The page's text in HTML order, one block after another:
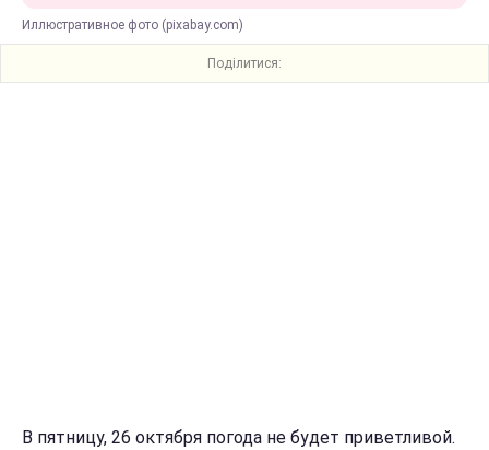
Иллюстративное фото (pixabay.com)
Поділитися:
В пятницу, 26 октября погода не будет приветливой.